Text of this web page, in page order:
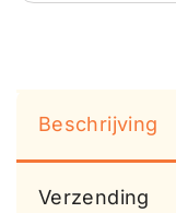
Beschrijving
Verzending